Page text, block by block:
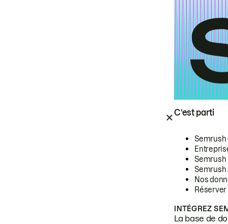
C’est parti
Semrush
Semrush
Semrush
Nos
INTÉGREZ
La base de